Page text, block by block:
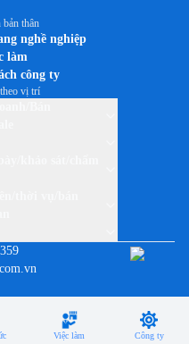
Việc làm Công ty
bản thân
nghề nghiệp
làm
công ty
vị trí
Star, Số 57, Quốc lộ 13,
210, Đường Lê Trọng Tấn,